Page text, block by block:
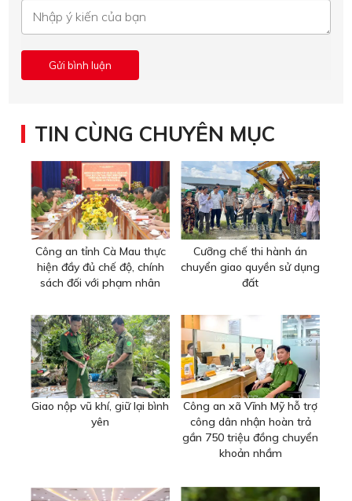
TIN CÙNG CHUYÊN MỤC
Công an tỉnh Cà Mau thực
hiện đầy đủ chế độ, chính
sách đối với phạm nhân
Cưỡng chế thi hành án
chuyển giao quyền sử dụng
đất
Giao nộp vũ khí, giữ lại bình
yên
Công an xã Vĩnh Mỹ hỗ trợ
công dân nhận hoàn trả
gần 750 triệu đồng chuyển
khoản nhầm